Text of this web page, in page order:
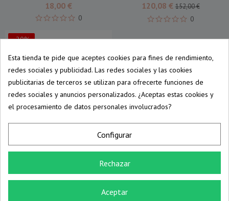
18,00 €
0
120,08 €152,00 €
0
-20%
Lote degustación ibérico
Esta tienda te pide que aceptes cookies para fines de rendimiento,
redes sociales y publicidad. Las redes sociales y las cookies
publicitarias de terceros se utilizan para ofrecerte funciones de
redes sociales y anuncios personalizados. ¿Aceptas estas cookies y
el procesamiento de datos personales involucrados?
Configurar
Rechazar
Aceptar